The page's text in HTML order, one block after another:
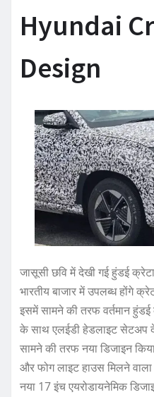
Hyundai
Design
जासूसी छवि में देखी गई हुंडई
भारतीय बाजार में उपलब्ध होंगे
इसमें सामने की तरफ वर्तमान
के साथ एलईडी हेडलाइट सेटअप
सामने की तरफ नया डिजाइन
और फोग लाइट हाउस मिलने
नया 17 इंच एयरोडायनेमिक